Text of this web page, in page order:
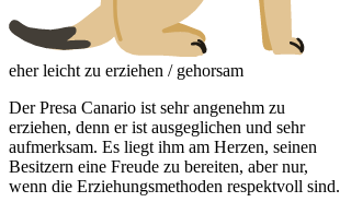
eher leicht zu erziehen / gehorsam
Der Presa Canario ist sehr angenehm zu
erziehen, denn er ist ausgeglichen und sehr
aufmerksam. Es liegt ihm am Herzen, seinen
Besitzern eine Freude zu bereiten, aber nur,
wenn die Erziehungsmethoden respektvoll sind.